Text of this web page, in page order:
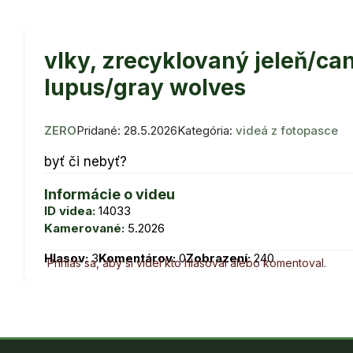
vlky, zrecyklovaný jeleň/
lupus/gray wolves
ZEROPridané: 28.5.2026Kategória: videá z fotopasce
byť či nebyť?
Informácie o videu
ID videa: 14033
Kamerované: 5.2026
Hlasov:3Komentárov:0Zobrazení:240
Prihlás sa, aby si videl kto hlasoval alebo komentoval.